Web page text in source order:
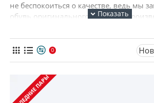
не беспокоиться о качестве, ведь мы
обувь оригинального качества,
нашего ассортимента шьется из
Женские кроссовки давно перестали
сочетаются даже с такими образами,
давно было сложно представить с
0
ПОСЛЕДНИЕ ПАРЫ